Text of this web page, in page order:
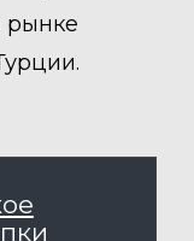
рынке